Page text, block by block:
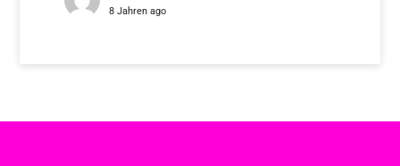
8 Jahren ago